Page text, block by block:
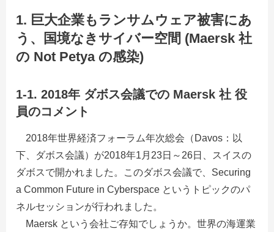
1. 巨大企業もランサムウェア被害にあ
う、国境なきサイバー空間 (Maersk 社
の Not Petya の感染)
1-1. 2018年 ダボス会議での Maersk 社 役
員のコメント
2018年世界経済フォーラム年次総会（Davos：以
下、ダボス会議）が2018年1月23日～26日、スイスの
ダボスで開かれました。このダボス会議で、Securing
a Common Future in Cyberspace というトピックのパ
ネルセッションが行われました。
Maersk という会社ご存知でしょうか。世界の海運業